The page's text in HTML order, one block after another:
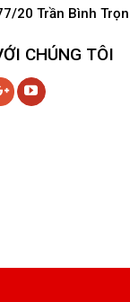
20 Trần Bình
CHÚNG TÔI